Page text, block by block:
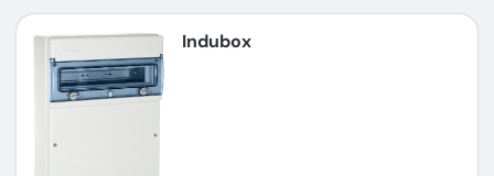
Indubox